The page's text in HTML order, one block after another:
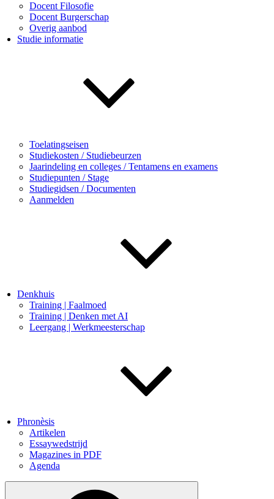
Docent Filosofie
Docent Burgerschap
Overig aanbod
Studie informatie
Toelatingseisen
Studiekosten / Studiebeurzen
Jaarindeling en colleges / Tentamens en examens
Studiepunten / Stage
Studiegidsen / Documenten
Aanmelden
Denkhuis
Training | Faalmoed
Training | Denken met AI
Leergang | Werkmeesterschap
Phronèsis
Artikelen
Essaywedstrijd
Magazines in PDF
Agenda